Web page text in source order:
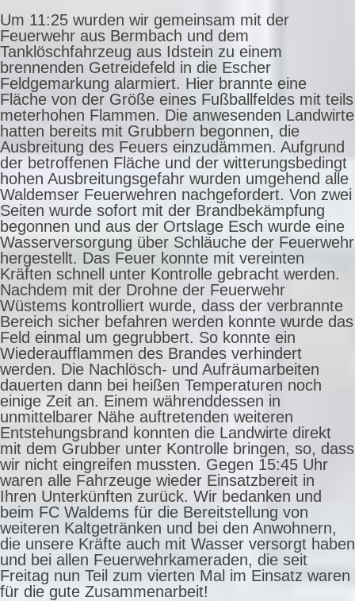
Um 11:25 wurden wir gemeinsam mit der
Feuerwehr aus Bermbach und dem
Tanklöschfahrzeug aus Idstein zu einem
brennenden Getreidefeld in die Escher
Feldgemarkung alarmiert. Hier brannte eine
Fläche von der Größe eines Fußballfeldes mit teils
meterhohen Flammen. Die anwesenden Landwirte
hatten bereits mit Grubbern begonnen, die
Ausbreitung des Feuers einzudämmen. Aufgrund
der betroffenen Fläche und der witterungsbedingt
hohen Ausbreitungsgefahr wurden umgehend alle
Waldemser Feuerwehren nachgefordert. Von zwei
Seiten wurde sofort mit der Brandbekämpfung
begonnen und aus der Ortslage Esch wurde eine
Wasserversorgung über Schläuche der Feuerwehr
hergestellt. Das Feuer konnte mit vereinten
Kräften schnell unter Kontrolle gebracht werden.
Nachdem mit der Drohne der Feuerwehr
Wüstems kontrolliert wurde, dass der verbrannte
Bereich sicher befahren werden konnte wurde das
Feld einmal um gegrubbert. So konnte ein
Wiederaufflammen des Brandes verhindert
werden. Die Nachlösch- und Aufräumarbeiten
dauerten dann bei heißen Temperaturen noch
einige Zeit an. Einem währenddessen in
unmittelbarer Nähe auftretenden weiteren
Entstehungsbrand konnten die Landwirte direkt
mit dem Grubber unter Kontrolle bringen, so, dass
wir nicht eingreifen mussten. Gegen 15:45 Uhr
waren alle Fahrzeuge wieder Einsatzbereit in
Ihren Unterkünften zurück. Wir bedanken und
beim FC Waldems für die Bereitstellung von
weiteren Kaltgetränken und bei den Anwohnern,
die unsere Kräfte auch mit Wasser versorgt haben
und bei allen Feuerwehrkameraden, die seit
Freitag nun Teil zum vierten Mal im Einsatz waren
für die gute Zusammenarbeit!